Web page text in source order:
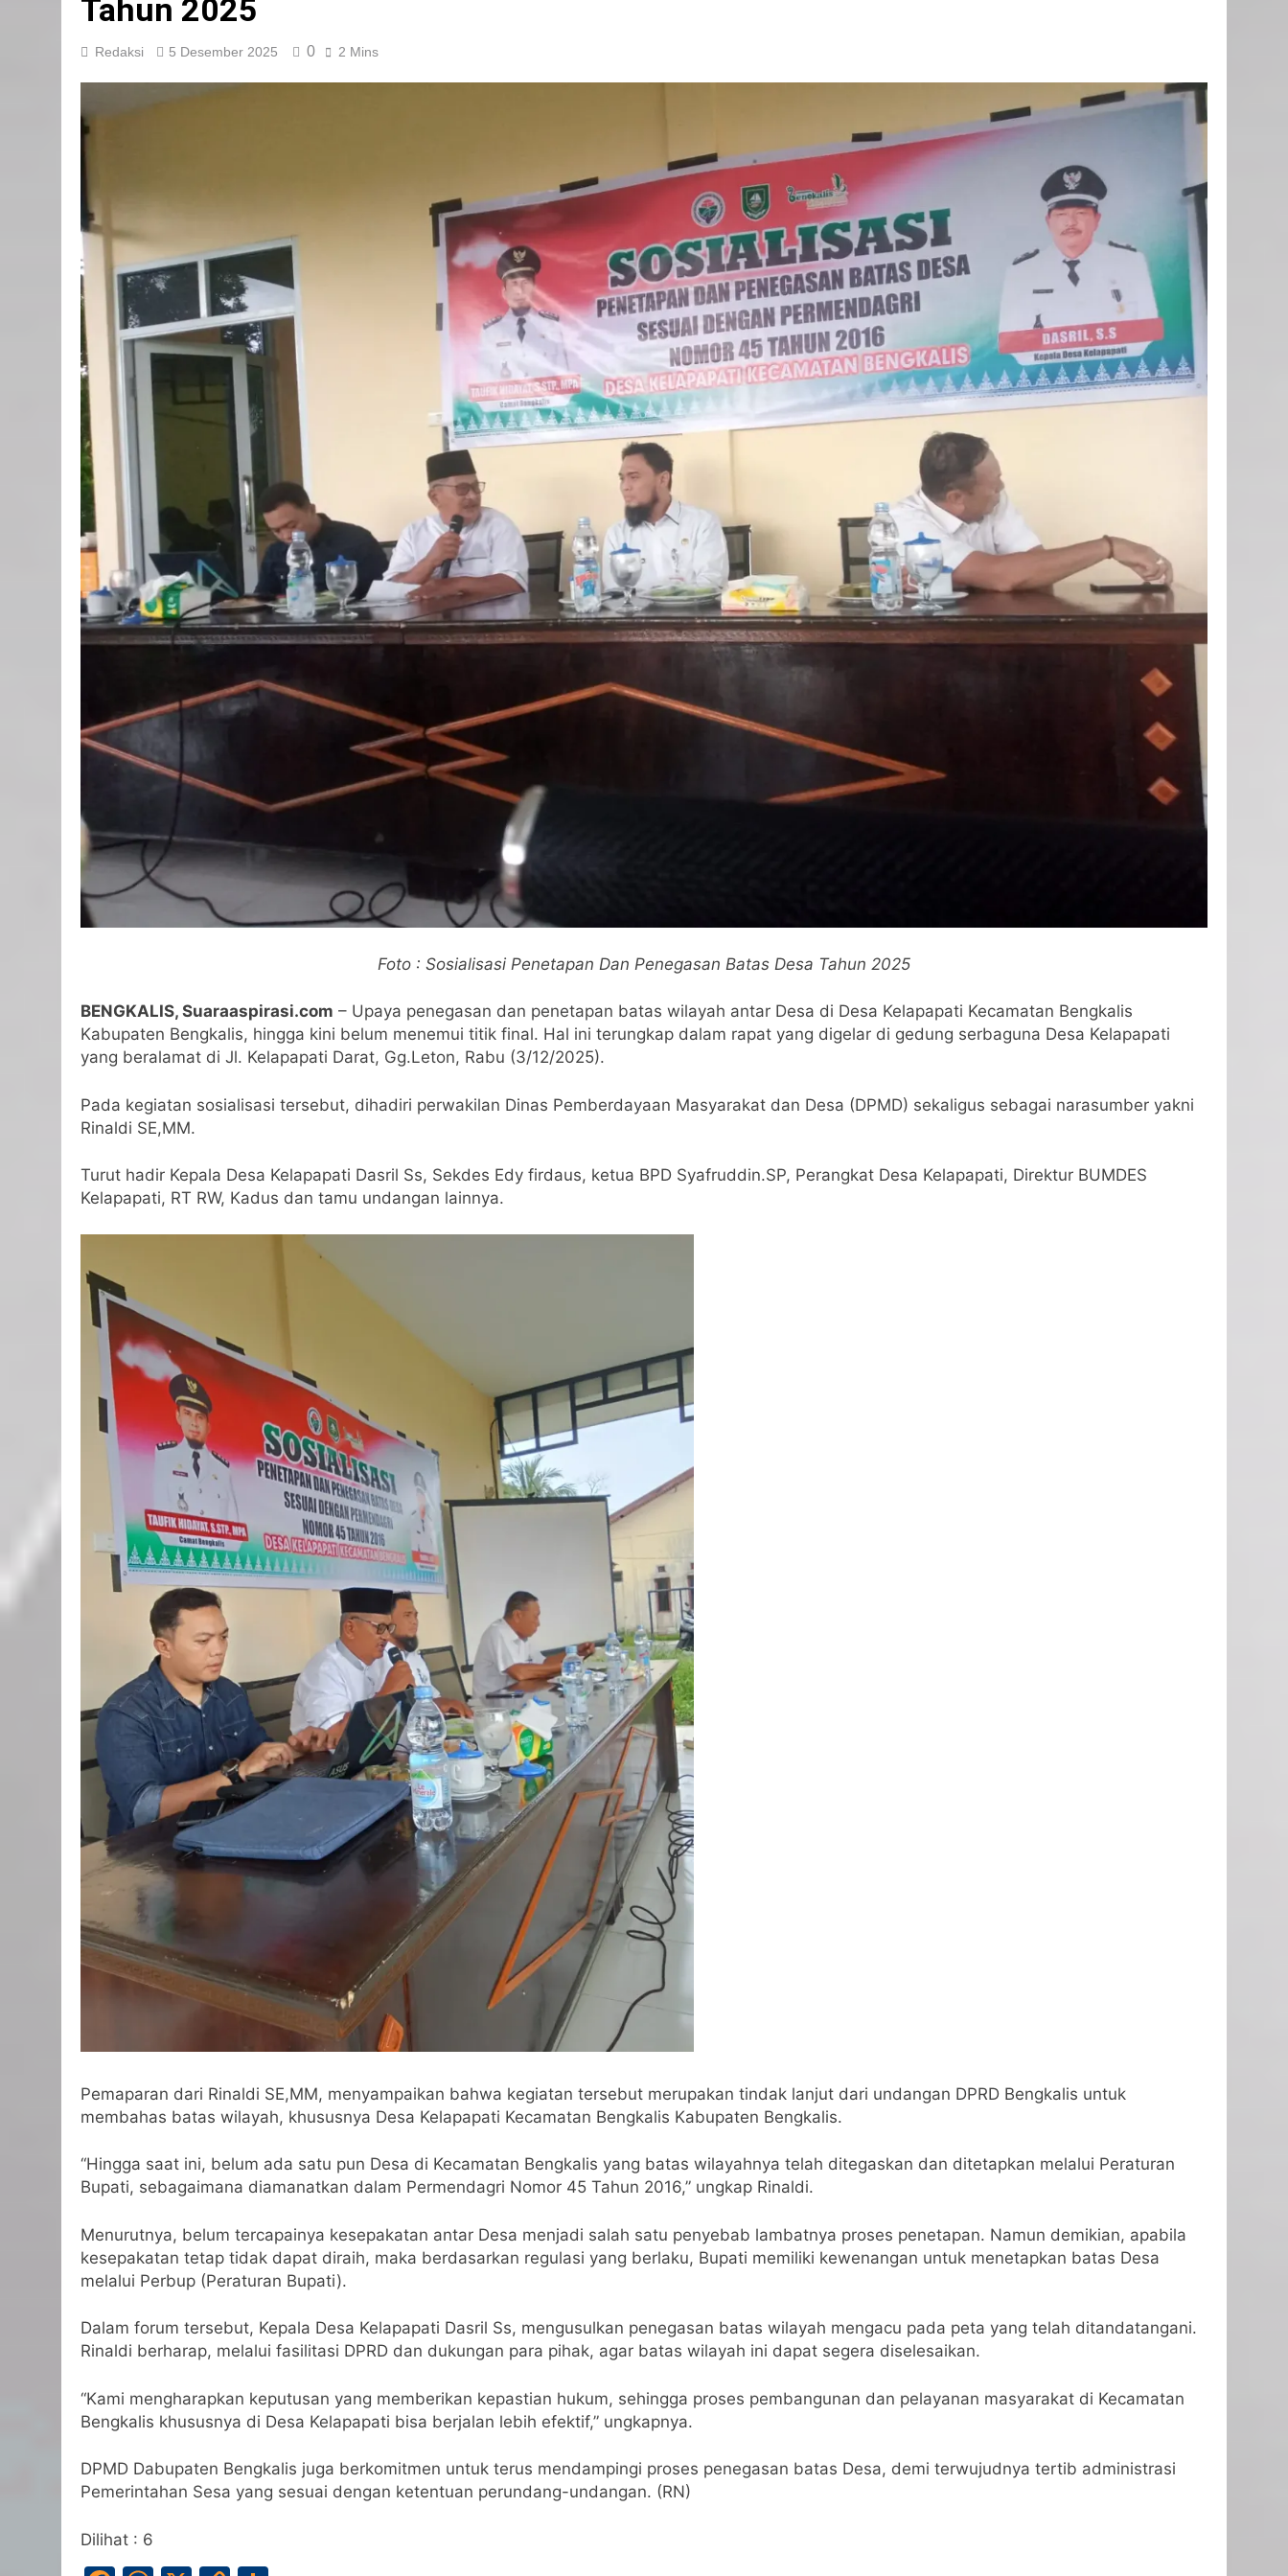
Tahun 2025
Redaksi 5 Desember 2025 0 2 Mins
Foto : Sosialisasi Penetapan Dan Penegasan Batas Desa Tahun 2025
BENGKALIS, Suaraaspirasi.com – Upaya penegasan dan penetapan batas wilayah antar Desa di Desa Kelapapati Kecamatan Bengkalis
Kabupaten Bengkalis, hingga kini belum menemui titik final. Hal ini terungkap dalam rapat yang digelar di gedung serbaguna Desa Kelapapati
yang beralamat di Jl. Kelapapati Darat, Gg.Leton, Rabu (3/12/2025).
Pada kegiatan sosialisasi tersebut, dihadiri perwakilan Dinas Pemberdayaan Masyarakat dan Desa (DPMD) sekaligus sebagai narasumber yakni
Rinaldi SE,MM.
Turut hadir Kepala Desa Kelapapati Dasril Ss, Sekdes Edy firdaus, ketua BPD Syafruddin.SP, Perangkat Desa Kelapapati, Direktur BUMDES
Kelapapati, RT RW, Kadus dan tamu undangan lainnya.
Pemaparan dari Rinaldi SE,MM, menyampaikan bahwa kegiatan tersebut merupakan tindak lanjut dari undangan DPRD Bengkalis untuk
membahas batas wilayah, khususnya Desa Kelapapati Kecamatan Bengkalis Kabupaten Bengkalis.
“Hingga saat ini, belum ada satu pun Desa di Kecamatan Bengkalis yang batas wilayahnya telah ditegaskan dan ditetapkan melalui Peraturan
Bupati, sebagaimana diamanatkan dalam Permendagri Nomor 45 Tahun 2016,” ungkap Rinaldi.
Menurutnya, belum tercapainya kesepakatan antar Desa menjadi salah satu penyebab lambatnya proses penetapan. Namun demikian, apabila
kesepakatan tetap tidak dapat diraih, maka berdasarkan regulasi yang berlaku, Bupati memiliki kewenangan untuk menetapkan batas Desa
melalui Perbup (Peraturan Bupati).
Dalam forum tersebut, Kepala Desa Kelapapati Dasril Ss, mengusulkan penegasan batas wilayah mengacu pada peta yang telah ditandatangani.
Rinaldi berharap, melalui fasilitasi DPRD dan dukungan para pihak, agar batas wilayah ini dapat segera diselesaikan.
“Kami mengharapkan keputusan yang memberikan kepastian hukum, sehingga proses pembangunan dan pelayanan masyarakat di Kecamatan
Bengkalis khususnya di Desa Kelapapati bisa berjalan lebih efektif,” ungkapnya.
DPMD Dabupaten Bengkalis juga berkomitmen untuk terus mendampingi proses penegasan batas Desa, demi terwujudnya tertib administrasi
Pemerintahan Sesa yang sesuai dengan ketentuan perundang-undangan. (RN)
Dilihat : 6